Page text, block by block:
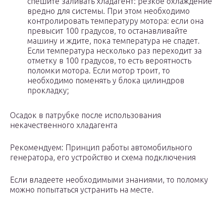
вредно для системы. При этом необходимо
контролировать температуру мотора: если она
превысит 100 градусов, то останавливайте
машину и ждите, пока температура не спадет.
Если температура несколько раз переходит за
отметку в 100 градусов, то есть вероятность
поломки мотора. Если мотор троит, то
необходимо поменять у блока цилиндров
прокладку;
Осадок в патрубке после использования
некачественного хладагента
Рекомендуем: Принцип работы автомобильного
генератора, его устройство и схема подключения
Если владеете необходимыми знаниями, то поломку
можно попытаться устранить на месте.